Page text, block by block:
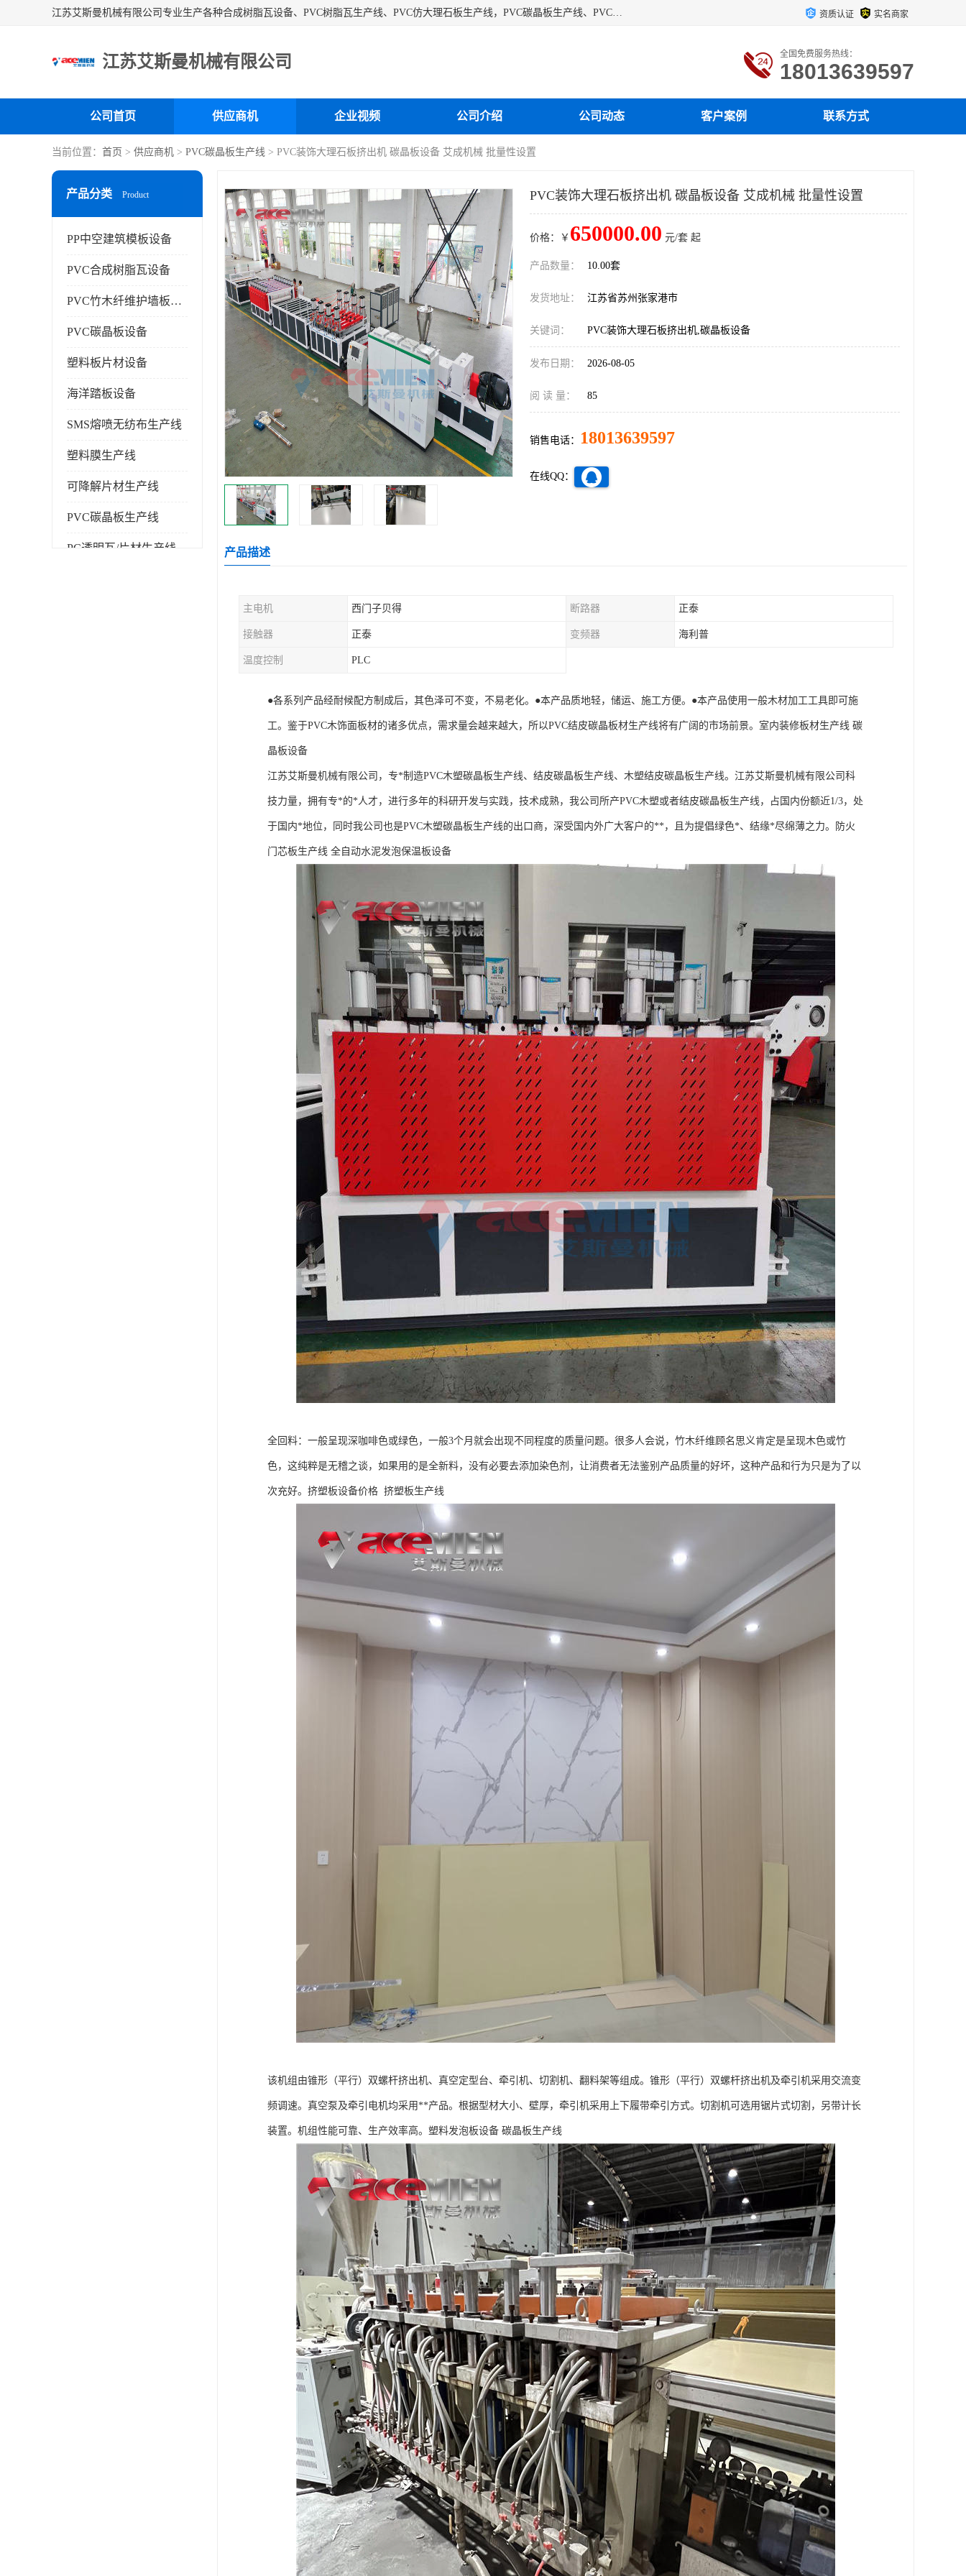
江苏艾斯曼机械有限公司专业生产各种合成树脂瓦设备、PVC树脂瓦生产线、PVC仿大理石板生产线，PVC碳晶板生产线、PVC护墙板生产线，PVC格栅板生产线、PVC扣板生产线、塑料建筑模板生产线。操作方便，性能稳定，价格合理，质量保障。 资质认证 实名商家
江苏艾斯曼机械有限公司 全国免费服务热线：
18013639597
公司首页 供应商机 企业视频 公司介绍 公司动态 客户案例 联系方式
当前位置： 首页 > 供应商机 > PVC碳晶板生产线 > PVC装饰大理石板挤出机 碳晶板设备 艾成机械 批量性设置
产品分类 Product
PP中空建筑模板设备
PVC合成树脂瓦设备
PVC竹木纤维护墙板设备
PVC碳晶板设备
塑料板片材设备
海洋踏板设备
SMS熔喷无纺布生产线
塑料膜生产线
可降解片材生产线
PVC碳晶板生产线
PC透明瓦/片材生产线
PVC装饰大理石板挤出机 碳晶板设备 艾成机械 批量性设置
价格：￥ 650000.00 元/套 起
产品数量： 10.00套
发货地址： 江苏省苏州张家港市
关键词： PVC装饰大理石板挤出机,碳晶板设备
发布日期： 2026-08-05
阅 读 量： 85
销售电话： 18013639597
在线QQ：
产品描述
主电机 西门子贝得 断路器 正泰
接触器 正泰 变频器 海利普
温度控制 PLC
●各系列产品经耐候配方制成后，其色泽可不变，不易老化。●本产品质地轻，储运、施工方便。●本产品使用一般木材加工工具即可施
工。鉴于PVC木饰面板材的诸多优点，需求量会越来越大，所以PVC结皮碳晶板材生产线将有广阔的市场前景。室内装修板材生产线 碳
晶板设备
江苏艾斯曼机械有限公司，专*制造PVC木塑碳晶板生产线、结皮碳晶板生产线、木塑结皮碳晶板生产线。江苏艾斯曼机械有限公司科
技力量，拥有专*的*人才，进行多年的科研开发与实践，技术成熟，我公司所产PVC木塑或者结皮碳晶板生产线，占国内份额近1/3，处
于国内*地位，同时我公司也是PVC木塑碳晶板生产线的出口商，深受国内外广大客户的**，且为提倡绿色*、结缘*尽绵薄之力。防火
门芯板生产线 全自动水泥发泡保温板设备
全回料：一般呈现深咖啡色或绿色，一般3个月就会出现不同程度的质量问题。很多人会说，竹木纤维顾名思义肯定是呈现木色或竹
色，这纯粹是无稽之谈，如果用的是全新料，没有必要去添加染色剂，让消费者无法鉴别产品质量的好坏，这种产品和行为只是为了以
次充好。挤塑板设备价格 挤塑板生产线
该机组由锥形（平行）双螺杆挤出机、真空定型台、牵引机、切割机、翻料架等组成。锥形（平行）双螺杆挤出机及牵引机采用交流变
频调速。真空泵及牵引电机均采用**产品。根据型材大小、壁厚，牵引机采用上下履带牵引方式。切割机可选用锯片式切割，另带计长
装置。机组性能可靠、生产效率高。塑料发泡板设备 碳晶板生产线